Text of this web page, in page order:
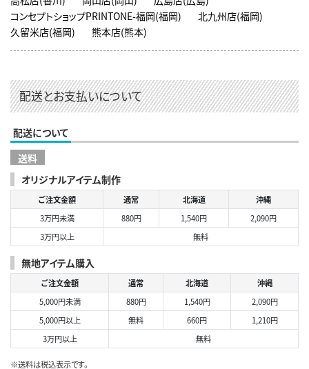
コンセプトショップPRINTONE-福岡(福岡)
北九州店(福岡)
久留米店(福岡)
熊本店(熊本)
配送とお支払いについて
配送について
送料
オリジナルアイテム制作
ご注文金額 通常 北海道
沖縄
3万円未満
880円 1,540円
2,090円
3万円以上
無料
無地アイテム購入
ご注文金額 通常 北海道
沖縄
5,000円未満
880円 1,540円
2,090円
5,000円以上
無料 660円
1,210円
3万円以上
無料
※送料は税込表示です。